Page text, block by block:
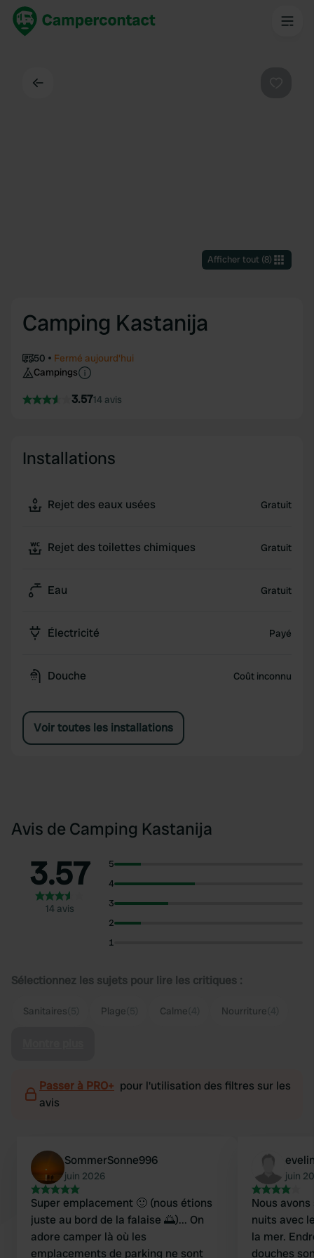
Afficher tout(8)
Camping Kastanija
50
Fermé aujourd'hui
Campings
3.5714 avis
Installations
Rejet des eaux usées Gratuit
Rejet des toilettes chimiques Gratuit
Eau Gratuit
Électricité Payé
Douche Coût inconnu
Voir toutes les installations
Avis de Camping Kastanija
3.57
14 avis
5
4
3
2
1
Sélectionnez les sujets pour lire les critiques :
Sanitaires Plage Calme Nourriture
Passer à PRO+ pour l'utilisation des filtres sur les
avis
SommerSonne996
juin 2026
Super emplacement 🙂 (nous étions
juste au bord de la falaise 🌅)... On
adore camper là où les
emplacements de parking ne sont
juin
Nous
nuits avec
la mer.
douches